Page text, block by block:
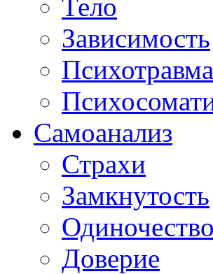
Тело
Зависимость
Психотравма
Самоанализ
Страхи
Замкнутость
Одиночество
Доверие